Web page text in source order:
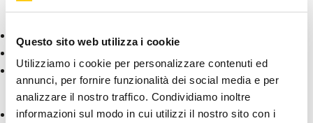
Questo sito web utilizza i cookie
Utilizziamo i cookie per personalizzare contenuti ed
annunci, per fornire funzionalità dei social media e per
analizzare il nostro traffico. Condividiamo inoltre
informazioni sul modo in cui utilizzi il nostro sito con i
Esistono due tipologie di Biglietto Open:
Biglietto Open Famiglia(pacchetto valido fino a 4
persone, di cui almeno una minorenne)
Clicca sul pulsante qui sotto e procedi all'ordine. Una volta